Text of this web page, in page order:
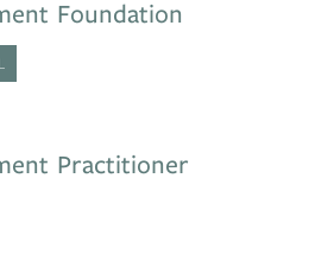
Foundation
Practitioner